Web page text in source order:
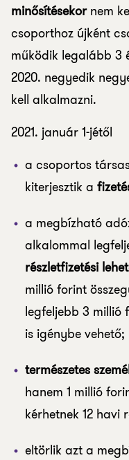
minősítésekornem
csoporthoz újként
működik legalább 3
2020. negyedik
kell alkalmazni.
2021. január 1-jétől
a csoportos
kiterjesztik a
a megbízható
alkalommal
részletfizetési
millió forint
legfeljebb 3 millió
is igénybe vehető;
természetes
hanem 1 millió
kérhetnek 12 havi
eltörlik azt a